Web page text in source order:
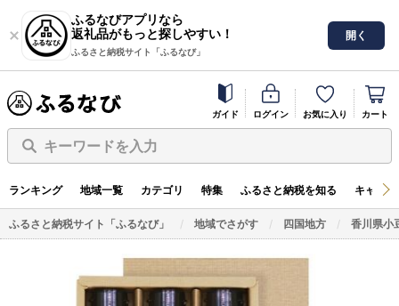
ふるなびアプリなら
返礼品がもっと探しやすい！
ふるさと納税サイト「ふるなび」
開く
ガイド ログイン お気に入り カート
キーワードを入力
ランキング 地域一覧 カテゴリ 特集 ふるさと納税を知る キャン
ふるさと納税サイト「ふるなび」 地域でさがす 四国地方 香川県小